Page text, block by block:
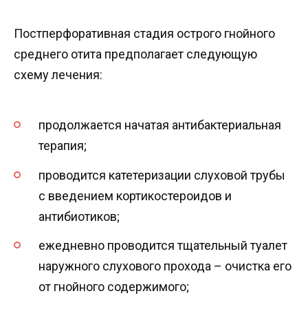
Постперфоративная стадия острого гнойного
среднего отита предполагает следующую
схему лечения:
продолжается начатая антибактериальная
терапия;
проводится катетеризации слуховой трубы
с введением кортикостероидов и
антибиотиков;
ежедневно проводится тщательный туалет
наружного слухового прохода – очистка его
от гнойного содержимого;